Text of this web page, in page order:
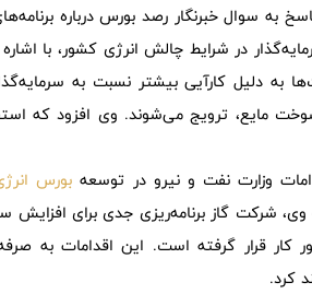
به سوال خبرنگار رصد بورس درباره
در شرایط چالش انرژی کشور، با
دلیل کارآیی بیشتر نسبت به
مایع، ترویج می‌شوند. وی افزود که
وزارت نفت و نیرو در توسعه بورس
وی، شرکت گاز برنامه‌ریزی جدی برای افزایش
کار قرار گرفته است. این اقدامات به
کرد.